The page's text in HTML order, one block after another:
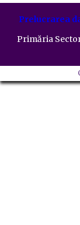
Prelucrarea
Primăria